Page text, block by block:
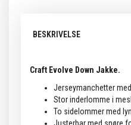
BESKRIVELSE
Craft Evolve Down Jakke.
Jerseymanchetter
Stor inderlomme i
To sidelommer med